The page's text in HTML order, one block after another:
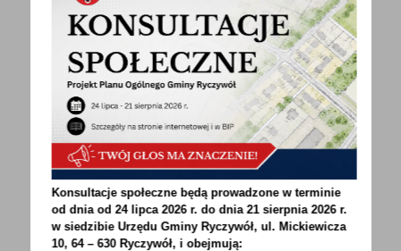
06 - 08 - 2024
V RAJD NORDIC WALKING - 24 SIERPNIA 2024
ŚLADAMI KAROLAMARCINKOWSKIEGO V RAJD
NORDIC WALKING 24 SIERPNIA
2024BORUCHOWO 9:45 BIURO RAJDU10:00...
Konsultacje społeczne będą prowadzone w terminie
od dnia od 24 lipca 2026 r. do dnia 21 sierpnia 2026 r.
w siedzibie Urzędu Gminy Ryczywół, ul. Mickiewicza
10, 64 – 630 Ryczywół, i obejmują: